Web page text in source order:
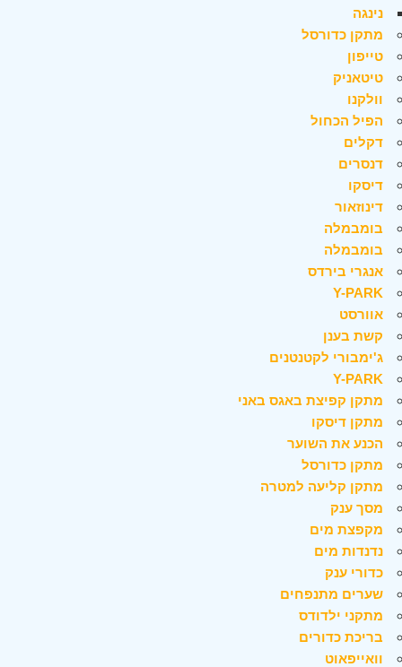
נינגה
מתקן כדורסל
טייפון
טיטאניק
וולקנו
הפיל הכחול
דקלים
דנסרים
דיסקו
דינוזאור
בומבמלה
בומבמלה
אנגרי בירדס
Y-PARK
אוורסט
קשת בענן
ג'ימבורי לקטנטנים
Y-PARK
מתקן קפיצת באגס באני
מתקן דיסקו
הכנע את השוער
מתקן כדורסל
מתקן קליעה למטרה
מסך ענק
מקפצת מים
נדנדות מים
כדורי ענק
שערים מתנפחים
מתקני ילדודס
בריכת כדורים
וואייפאוט